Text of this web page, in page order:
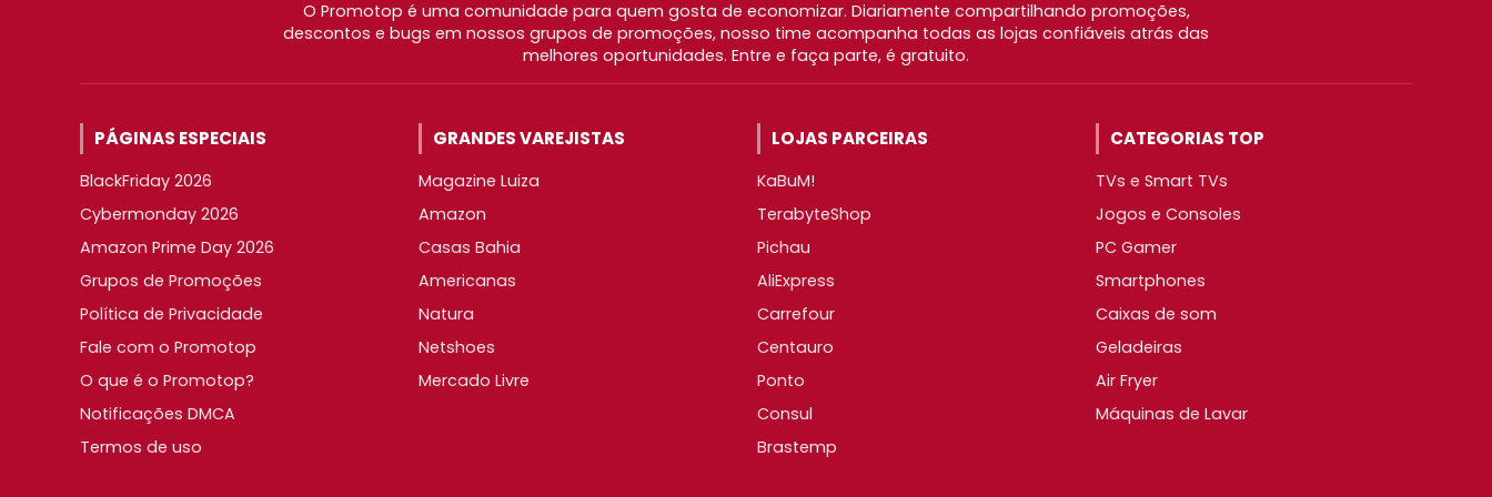
O Promotop é uma comunidade para quem gosta de economizar. Diariamente compartilhando promoções,
descontos e bugs em nossos grupos de promoções, nosso time acompanha todas as lojas confiáveis atrás das
melhores oportunidades. Entre e faça parte, é gratuito.
PÁGINAS ESPECIAIS
BlackFriday 2026
Cybermonday 2026
Amazon Prime Day 2026
Grupos de Promoções
Política de Privacidade
Fale com o Promotop
O que é o Promotop?
Notificações DMCA
Termos de uso
GRANDES VAREJISTAS
Magazine Luiza
Amazon
Casas Bahia
Americanas
Natura
Netshoes
Mercado Livre
LOJAS PARCEIRAS
KaBuM!
TerabyteShop
Pichau
AliExpress
Carrefour
Centauro
Ponto
Consul
Brastemp
CATEGORIAS TOP
TVs e Smart TVs
Jogos e Consoles
PC Gamer
Smartphones
Caixas de som
Geladeiras
Air Fryer
Máquinas de Lavar